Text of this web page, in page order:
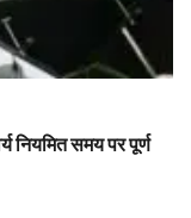
नियमित समय पर पूर्ण